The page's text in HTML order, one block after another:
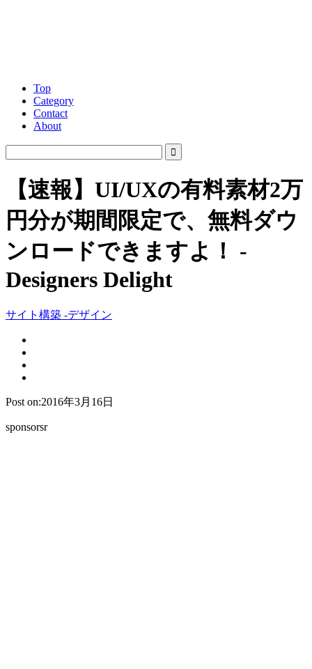
Top
Category
Contact
About
【速報】UI/UXの有料素材2万
円分が期間限定で、無料ダウ
ンロードできますよ！ -
Designers Delight
サイト構築 -デザイン
Post on:2016年3月16日
sponsorsr